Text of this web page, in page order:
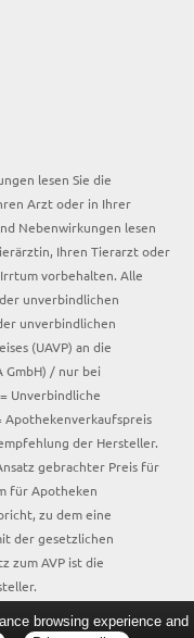
lesen Sie die
Arzt oder in Ihrer
Nebenwirkungen lesen
Ihren Tierarzt oder
vorbehalten. Alle
unverbindlichen
unverbindlichen
(UAVP) an die
/ nur bei
Unverbindliche
Apothekenverkaufspreis
der Hersteller.
gebrachter Preis für
für Apotheken
zu dem eine
der gesetzlichen
zum AVP ist die
browsing experience and